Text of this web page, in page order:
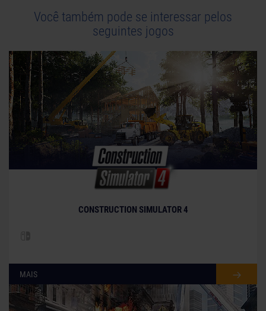
Você também pode se interessar pelos
seguintes jogos
CONSTRUCTION SIMULATOR 4
MAIS